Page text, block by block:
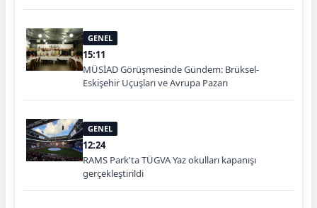
GENEL
15:11
MÜSİAD Görüşmesinde Gündem: Brüksel-
Eskişehir Uçuşları ve Avrupa Pazarı
GENEL
12:24
RAMS Park'ta TÜGVA Yaz okulları kapanışı
gerçekleştirildi